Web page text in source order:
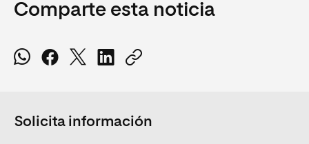
Comparte esta noticia
Solicita información